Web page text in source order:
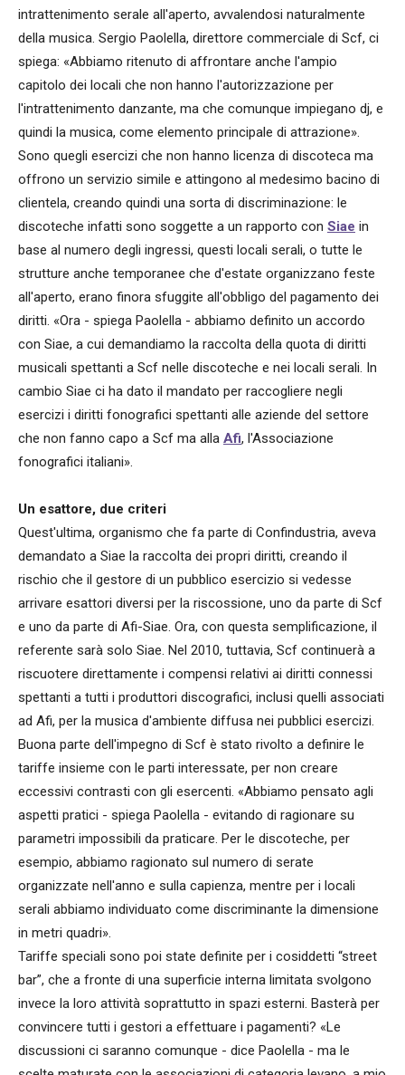
intrattenimento serale all'aperto, avvalendosi naturalmente
della musica. Sergio Paolella, direttore commerciale di Scf, ci
spiega: «Abbiamo ritenuto di affrontare anche l'ampio
capitolo dei locali che non hanno l'autorizzazione per
l'intrattenimento danzante, ma che comunque impiegano dj, e
quindi la musica, come elemento principale di attrazione».
Sono quegli esercizi che non hanno licenza di discoteca ma
offrono un servizio simile e attingono al medesimo bacino di
clientela, creando quindi una sorta di discriminazione: le
discoteche infatti sono soggette a un rapporto con Siae in
base al numero degli ingressi, questi locali serali, o tutte le
strutture anche temporanee che d'estate organizzano feste
all'aperto, erano finora sfuggite all'obbligo del pagamento dei
diritti. «Ora - spiega Paolella - abbiamo definito un accordo
con Siae, a cui demandiamo la raccolta della quota di diritti
musicali spettanti a Scf nelle discoteche e nei locali serali. In
cambio Siae ci ha dato il mandato per raccogliere negli
esercizi i diritti fonografici spettanti alle aziende del settore
che non fanno capo a Scf ma alla Afi, l'Associazione
fonografici italiani».
Un esattore, due criteri
Quest'ultima, organismo che fa parte di Confindustria, aveva
demandato a Siae la raccolta dei propri diritti, creando il
rischio che il gestore di un pubblico esercizio si vedesse
arrivare esattori diversi per la riscossione, uno da parte di Scf
e uno da parte di Afi-Siae. Ora, con questa semplificazione, il
referente sarà solo Siae. Nel 2010, tuttavia, Scf continuerà a
riscuotere direttamente i compensi relativi ai diritti connessi
spettanti a tutti i produttori discografici, inclusi quelli associati
ad Afi, per la musica d'ambiente diffusa nei pubblici esercizi.
Buona parte dell'impegno di Scf è stato rivolto a definire le
tariffe insieme con le parti interessate, per non creare
eccessivi contrasti con gli esercenti. «Abbiamo pensato agli
aspetti pratici - spiega Paolella - evitando di ragionare su
parametri impossibili da praticare. Per le discoteche, per
esempio, abbiamo ragionato sul numero di serate
organizzate nell'anno e sulla capienza, mentre per i locali
serali abbiamo individuato come discriminante la dimensione
in metri quadri».
Tariffe speciali sono poi state definite per i cosiddetti “street
bar”, che a fronte di una superficie interna limitata svolgono
invece la loro attività soprattutto in spazi esterni. Basterà per
convincere tutti i gestori a effettuare i pagamenti? «Le
discussioni ci saranno comunque - dice Paolella - ma le